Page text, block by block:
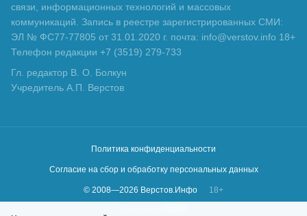
связи, информационных технологий и массовых
коммуникаций. Запись в реестре зарегистрированных СМИ:
ЭЛ № ФС77-77805 от 31.01.2020 г. почта: info@verstov.info 18+
Телефон редакции +7 (3519) 279-733
Гл. редактор В. О. Болкун
Учредитель А.П. Верстов
Политика конфиденциальности
Согласие на сбор и обработку персональных данных
© 2008—2026 Верстов.Инфо
18+